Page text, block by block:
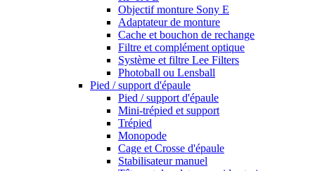
Objectif monture Sony E
Adaptateur de monture
Cache et bouchon de rechange
Filtre et complément optique
Système et filtre Lee Filters
Photoball ou Lensball
Pied / support d'épaule
Pied / support d'épaule
Mini-trépied et support
Trépied
Monopode
Cage et Crosse d'épaule
Stabilisateur manuel